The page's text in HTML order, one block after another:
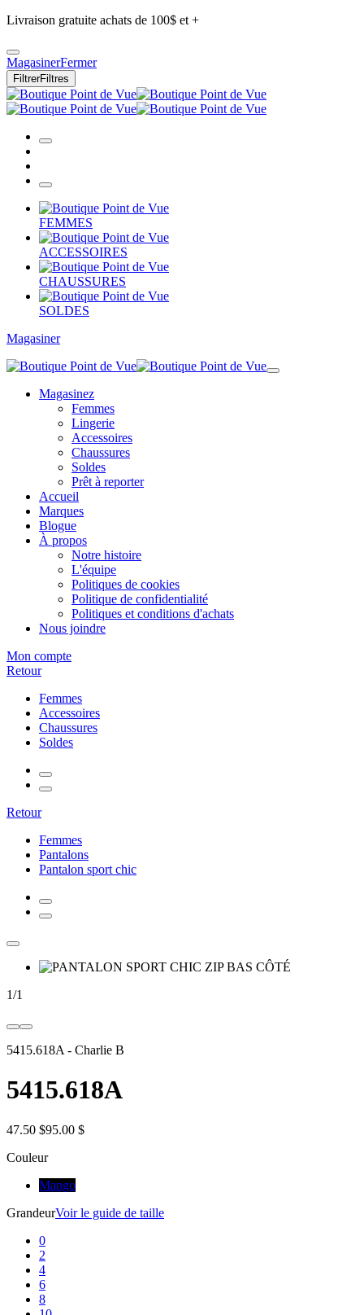
Livraison gratuite achats de 100$ et +
MagasinerFermer
FiltrerFiltres
FEMMES
ACCESSOIRES
CHAUSSURES
SOLDES
Magasiner
Magasinez
Femmes
Lingerie
Accessoires
Chaussures
Soldes
Prêt à reporter
Accueil
Marques
Blogue
À propos
Notre histoire
L'équipe
Politiques de cookies
Politique de confidentialité
Politiques et conditions d'achats
Nous joindre
Mon compte
Retour
Femmes
Accessoires
Chaussures
Soldes
Retour
Femmes
Pantalons
Pantalon sport chic
1/1
5415.618A - Charlie B
5415.618A
47.50 $95.00 $
Couleur
Mango
GrandeurVoir le guide de taille
0
2
4
6
8